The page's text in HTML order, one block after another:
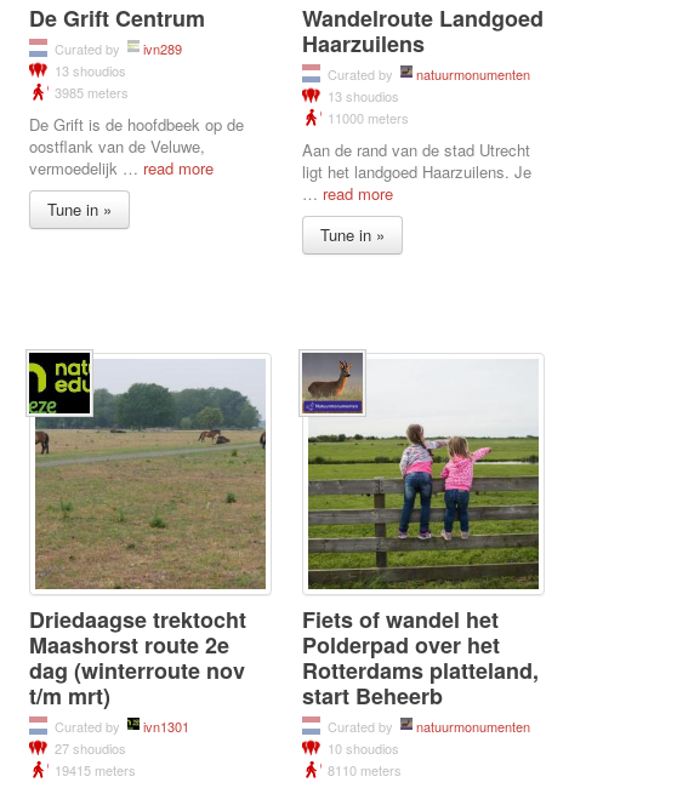
De Grift Centrum
Curated by
ivn289
13 shoudios
3985 meters
De Grift is de hoofdbeek op de
oostflank van de Veluwe,
vermoedelijk … read more
Tune in »
Wandelroute Landgoed
Haarzuilens
Curated by
natuurmonumenten
13 shoudios
11000 meters
Aan de rand van de stad Utrecht
ligt het landgoed Haarzuilens. Je
… read more
Tune in »
Driedaagse trektocht
Maashorst route 2e
dag (winterroute nov
t/m mrt)
Curated by
ivn1301
27 shoudios
19415 meters
Fiets of wandel het
Polderpad over het
Rotterdams platteland,
start Beheerb
Curated by
natuurmonumenten
10 shoudios
8110 meters